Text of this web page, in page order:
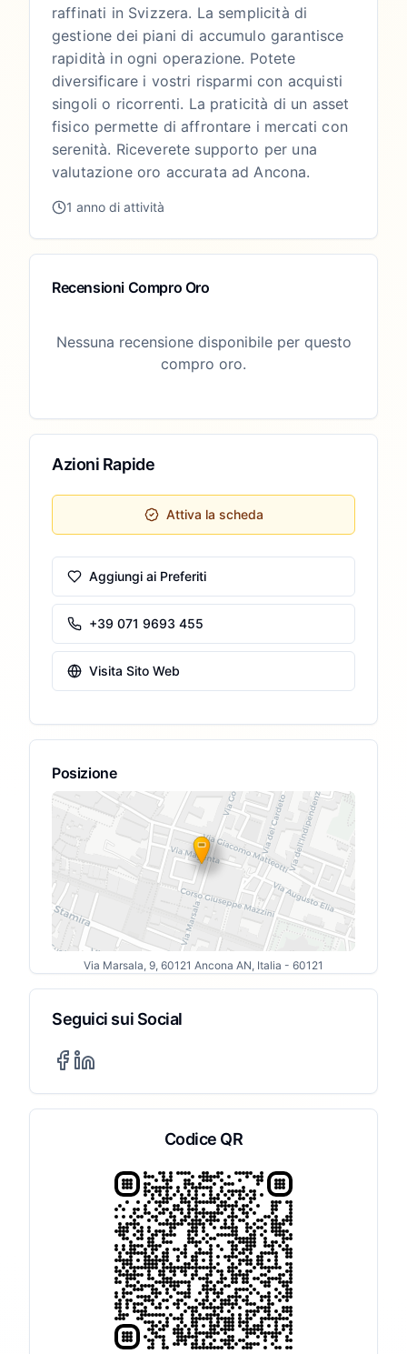
raffinati in Svizzera. La semplicità di
gestione dei piani di accumulo garantisce
rapidità in ogni operazione. Potete
diversificare i vostri risparmi con acquisti
singoli o ricorrenti. La praticità di un asset
fisico permette di affrontare i mercati con
serenità. Riceverete supporto per una
valutazione oro accurata ad Ancona.
1 anno di attività
Recensioni Compro Oro
Nessuna recensione disponibile per questo
compro oro.
Azioni Rapide
Attiva la scheda
Aggiungi ai Preferiti
+39 071 9693 455
Visita Sito Web
Posizione
Via Marsala, 9, 60121 Ancona AN, Italia - 60121
Seguici sui Social
Codice QR